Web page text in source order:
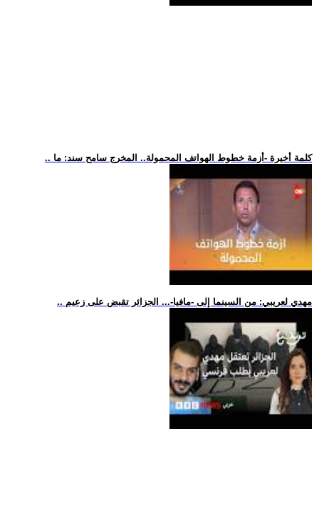
.. كلمة أخيرة -أزمة خطوط الهواتف المحمولة.. المخرج سامح سند: ما
.. مهدي لعريبي: من السينما إلى -مافيا-... الجزائر تقبض على زعيم